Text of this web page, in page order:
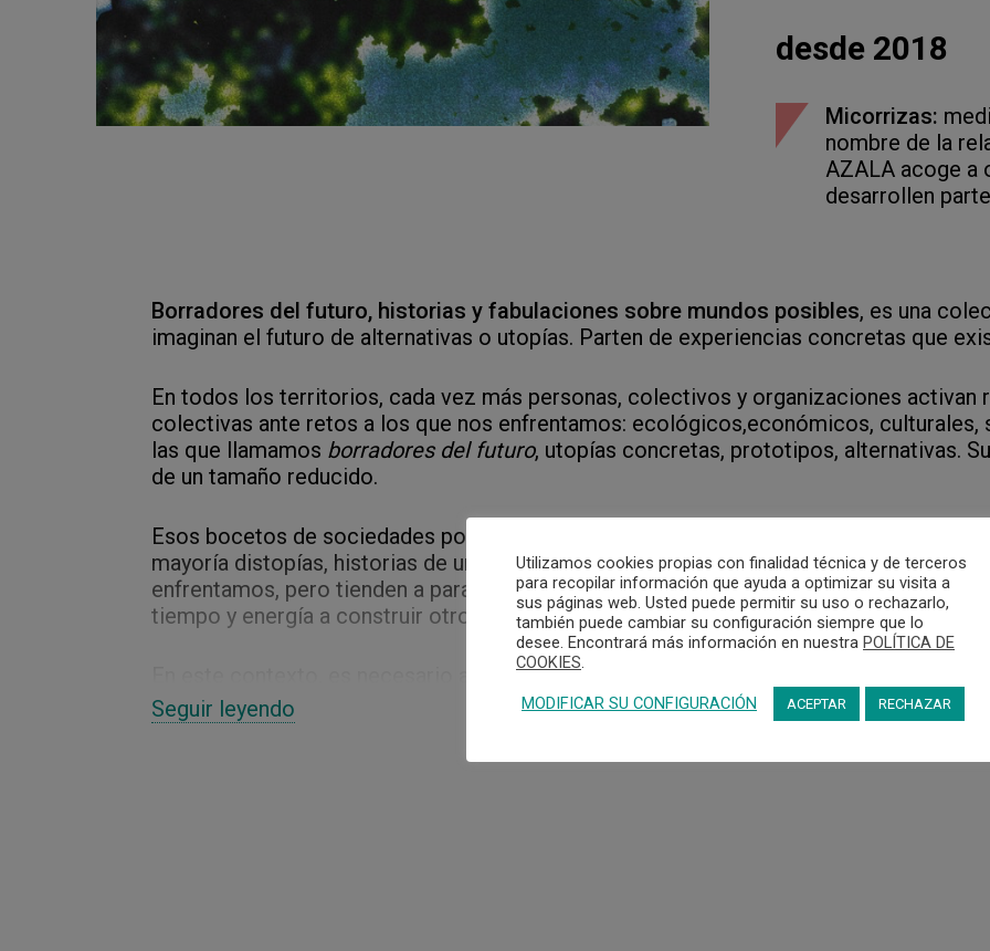
desde 2018
Micorrizas:
nombre de la
AZALA acoge a
desarrollen
Borradores del futuro, historias y fabulaciones sobre mundos posibles, es una
imaginan el futuro de alternativas o utopías. Parten de experiencias concretas que
En todos los territorios, cada vez más personas, colectivos y organizaciones activan
colectivas ante retos a los que nos enfrentamos: ecológicos,económicos, culturales,
las que llamamos borradores del futuro, utopías concretas, prototipos, alternativas.
de un tamaño reducido.
Esos bocetos de sociedades posibles se desarrollan en un mundo en el que los
mayoría distopías, historias de un porvenir catastrófico, que alertan eficazmente
enfrentamos, pero tienden a paralizar el movimiento. ¿Si el futuro es la crónica
tiempo y energía a construir otros modelos?
En este contexto, es necesario activar canales de transmisión de iniciativas reales
ficciones e imaginarios a su alrededor es una manera de hacerlo. Para ello, desde
autores/as a fabular en torno a alternativas existentes, creando narraciones
qué pasaría en un futuro, más o menos lejano, si esas alternativas llegaran a
Seguir leyendo
Utilizamos cookies propias con finalidad técnica y de terceros
para recopilar información que ayuda a optimizar su visita a
sus páginas web. Usted puede permitir su uso o rechazarlo,
también puede cambiar su configuración siempre que lo
desee. Encontrará más información en nuestra POLÍTICA DE
COOKIES
MODIFICAR SU CONFIGURACIÓN ACEPTAR RECHAZAR